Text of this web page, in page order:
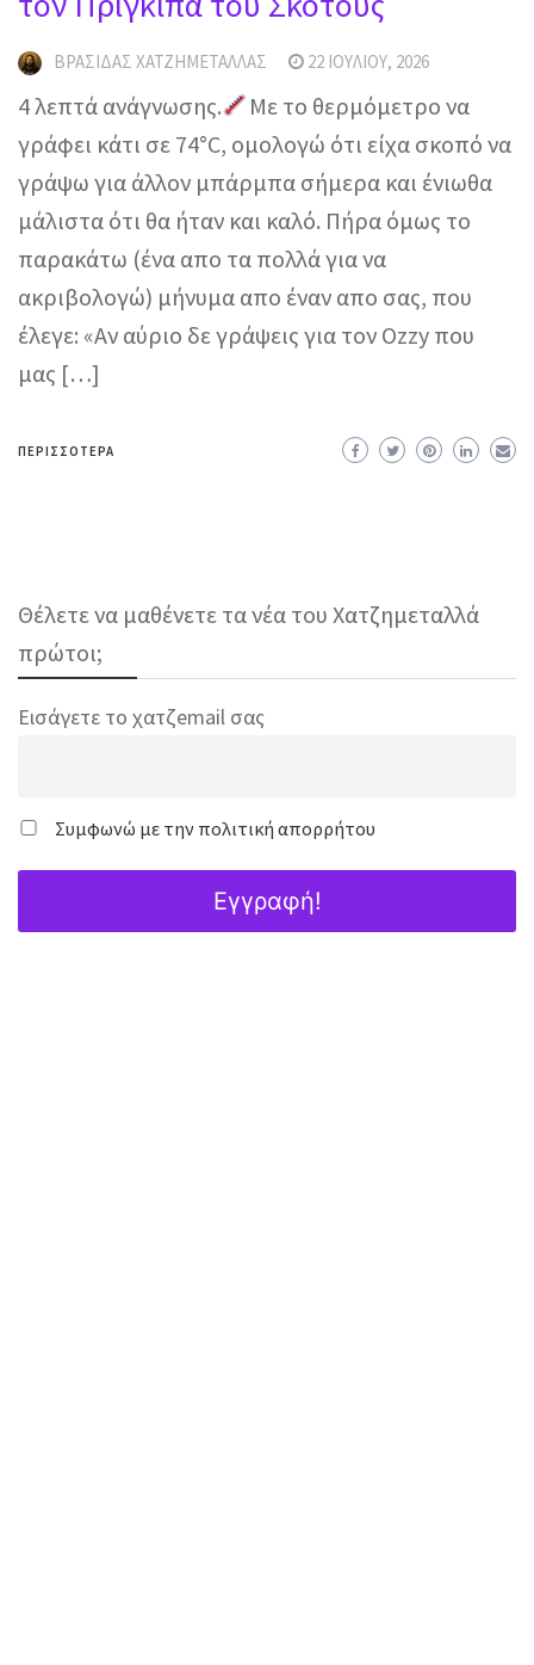
ΒΡΑΣΊΔΑΣ ΧΑΤΖΗΜΕΤΑΛΛΆΣ 22 ΙΟΥΛΊΟΥ, 2026
4 λεπτά ανάγνωσης.
Με το θερμόμετρο να
γράφει κάτι σε 74°C, ομολογώ ότι είχα σκοπό να
γράψω για άλλον μπάρμπα σήμερα και ένιωθα
μάλιστα ότι θα ήταν και καλό. Πήρα όμως το
παρακάτω (ένα απο τα πολλά για να
ακριβολογώ) μήνυμα απο έναν απο σας, που
έλεγε: «Αν αύριο δε γράψεις για τον Ozzy που
μας […]
ΠΕΡΙΣΣΌΤΕΡΑ
Θέλετε να μαθένετε τα νέα του Χατζημεταλλά
πρώτοι;
Εισάγετε το χατζemail σας
Συμφωνώ με την πολιτική απορρήτου